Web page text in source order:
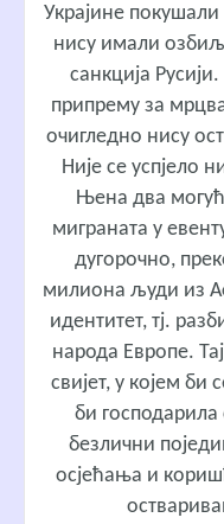
Украјине покушали
нису имали
санкција
припрему за
очигледно нису
Није се успјело
Њена два
миграната у
дугорочно,
милиона људи из
идентитет, тј.
народа Европе.
свијет, у којем би
би господарила
безлични
осјећања и